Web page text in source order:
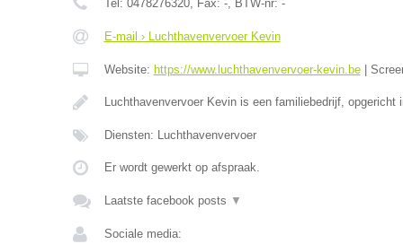
Tel: 0478276320, Fax: -, BTW-nr: -
E-mail › Luchthavenvervoer Kevin
Website: https://www.luchthavenvervoer-kevin.be|
Luchthavenvervoer Kevin is een familiebedrijf, opgericht
Diensten: Luchthavenvervoer
Er wordt gewerkt op afspraak.
Laatste facebook posts ▼
Sociale media: